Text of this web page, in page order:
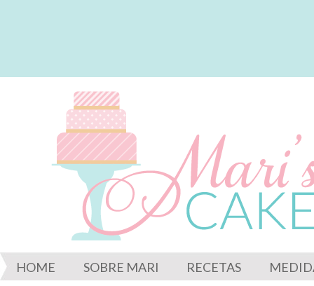
HOME SOBRE MARI RECETAS